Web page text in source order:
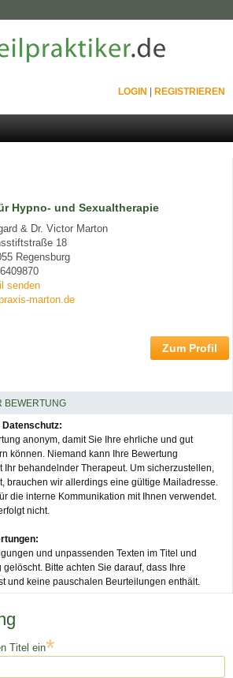
LOGIN REGISTRIEREN
Hypno- und Sexualtherapie
& Dr. Victor Marton
18
Regensburg
senden
marton.de
Zum Profil
BEWERTUNG
anonym, damit Sie Ihre ehrliche und gut
können. Niemand kann Ihre Bewertung
Ihr behandelnder Therapeut. Um sicherzustellen,
brauchen wir allerdings eine gültige Mailadresse.
die interne Kommunikation mit Ihnen verwendet.
nicht.
und unpassenden Texten im Titel und
Bitte achten Sie darauf, dass Ihre
und keine pauschalen Beurteilungen enthält.
Titel ein*